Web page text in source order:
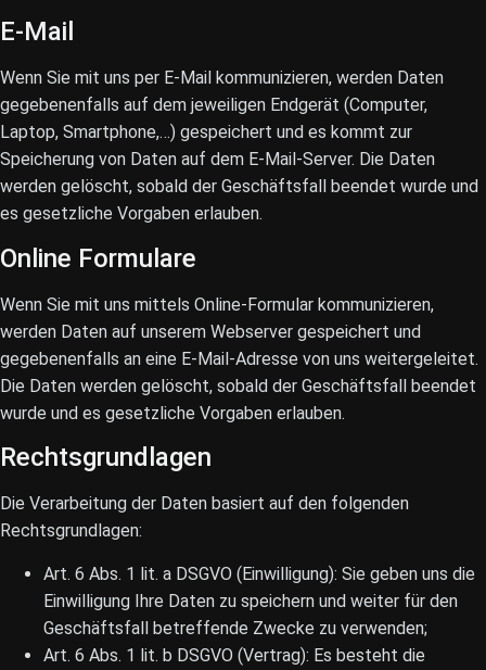
E-Mail
Wenn Sie mit uns per E-Mail kommunizieren, werden Daten
gegebenenfalls auf dem jeweiligen Endgerät (Computer,
Laptop, Smartphone,…) gespeichert und es kommt zur
Speicherung von Daten auf dem E-Mail-Server. Die Daten
werden gelöscht, sobald der Geschäftsfall beendet wurde und
es gesetzliche Vorgaben erlauben.
Online Formulare
Wenn Sie mit uns mittels Online-Formular kommunizieren,
werden Daten auf unserem Webserver gespeichert und
gegebenenfalls an eine E-Mail-Adresse von uns weitergeleitet.
Die Daten werden gelöscht, sobald der Geschäftsfall beendet
wurde und es gesetzliche Vorgaben erlauben.
Rechtsgrundlagen
Die Verarbeitung der Daten basiert auf den folgenden
Rechtsgrundlagen:
Art. 6 Abs. 1 lit. a DSGVO (Einwilligung): Sie geben uns die
Einwilligung Ihre Daten zu speichern und weiter für den
Geschäftsfall betreffende Zwecke zu verwenden;
Art. 6 Abs. 1 lit. b DSGVO (Vertrag): Es besteht die